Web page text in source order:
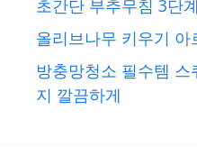
초간단 부추무침 3단
올리브나무 키우기
방충망청소 필수템
지 깔끔하게